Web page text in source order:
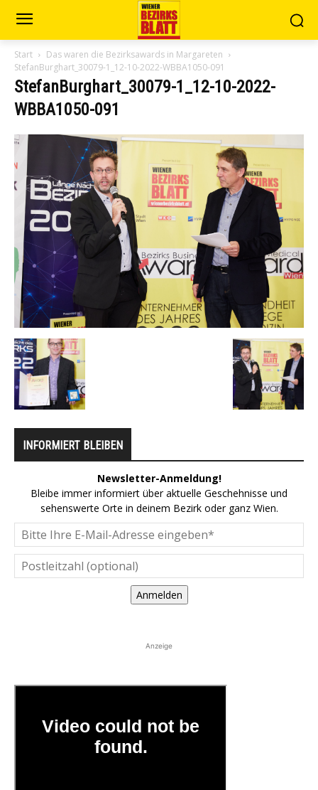
Start
Das waren die Bezirksawards in Margareten
StefanBurghart_30079-1_12-10-2022-WBBA1050-091
StefanBurghart_30079-1_12-10-2022-
WBBA1050-091
INFORMIERT BLEIBEN
Newsletter-Anmeldung!
Bleibe immer informiert über aktuelle Geschehnisse und
sehenswerte Orte in deinem Bezirk oder ganz Wien.
Anmelden
Anzeige